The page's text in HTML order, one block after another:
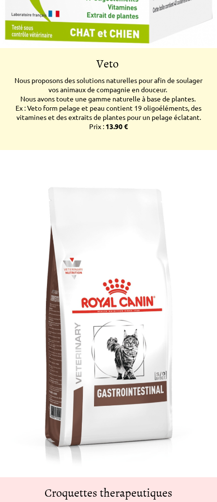
Veto
Nous proposons des solutions naturelles pour afin de soulager
vos animaux de compagnie en douceur.
Nous avons toute une gamme naturelle à base de plantes.
Ex : Veto form pelage et peau contient 19 oligoéléments, des
vitamines et des extraits de plantes pour un pelage éclatant.
Prix : 13.90 €
Croquettes therapeutiques